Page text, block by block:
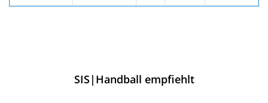
SIS|Handball empfiehlt